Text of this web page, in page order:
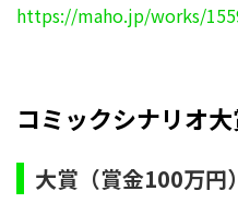
https://maho.jp/works/
コミックシナリオ
大賞（賞金100万円）